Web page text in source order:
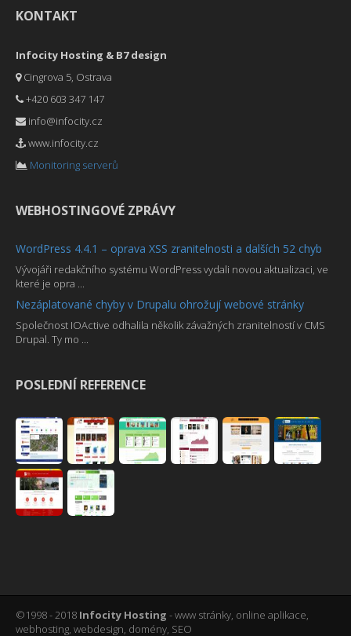
KONTAKT
Infocity Hosting & B7 design
Cingrova 5, Ostrava
+420 603 347 147
info@infocity.cz
www.infocity.cz
Monitoring serverů
WEBHOSTINGOVÉ ZPRÁVY
WordPress 4.4.1 – oprava XSS zranitelnosti a dalších 52 chyb
Vývojáři redakčního systému WordPress vydali novou aktualizaci, ve
které je opra ...
Nezáplatované chyby v Drupalu ohrožují webové stránky
Společnost IOActive odhalila několik závažných zranitelností v CMS
Drupal. Ty mo ...
POSLEDNÍ REFERENCE
©1998 - 2018 Infocity Hosting - www stránky, online aplikace,
webhosting, webdesign, domény, SEO